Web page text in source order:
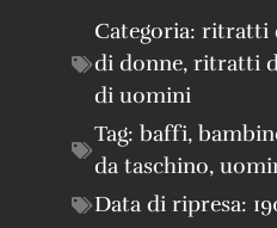
Categoria: ritratti
di donne, ritratti
di uomini
Tag: baffi,
da taschino,
Data di ripresa: